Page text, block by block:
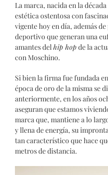
La marca, nacida en la
estética ostentosa con
vigente hoy en día, además
deportivo que generan una
amantes delhip hopde la
con Moschino.
Si bien la firma fue fundada
época de oro de la misma se
anteriormente, en los años
aseguran que estamos
marca que, mantiene a lo
y llena de energía, su
tan característico que hace
metros de distancia.